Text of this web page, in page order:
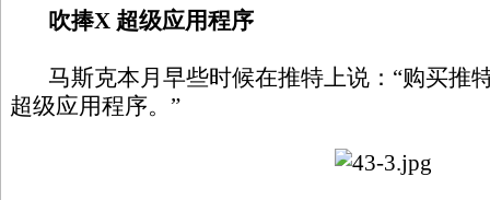
吹捧X 超级应用程序
马斯克本月早些时候在推特上说：“购买推
超级应用程序。”